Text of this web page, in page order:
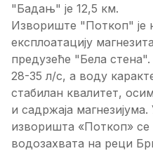
"Бадањ" је 12,5 км.
Извориште "Поткоп" је
експлоатацију
предузеће "Бела
28-35 л/с, а воду
стабилан квалитет,
и садржаја
изворишта «Поткоп»
водозахвата на реци